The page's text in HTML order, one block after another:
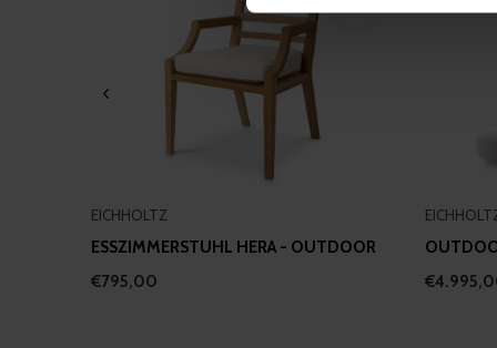
We use cookies to
information about your use
other information that
EICHHOLTZ
ESSZIMMERSTUHL HERA - OUTDOOR
€795,00